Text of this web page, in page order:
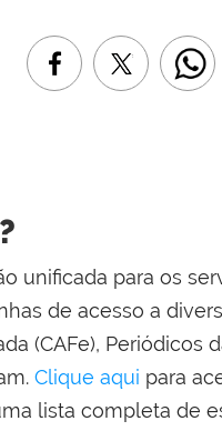
unificada para os
de acesso a
(CAFe), Periódicos
Clique aqui para
lista completa de